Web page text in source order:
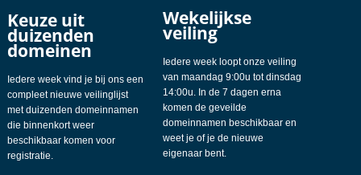
Keuze uit
duizenden
domeinen
Iedere week vind je bij ons een
compleet nieuwe veilinglijst
met duizenden domeinnamen
die binnenkort weer
beschikbaar komen voor
registratie.
Wekelijkse
veiling
Iedere week loopt onze veiling
van maandag 9:00u tot dinsdag
14:00u. In de 7 dagen erna
komen de geveilde
domeinnamen beschikbaar en
weet je of je de nieuwe
eigenaar bent.